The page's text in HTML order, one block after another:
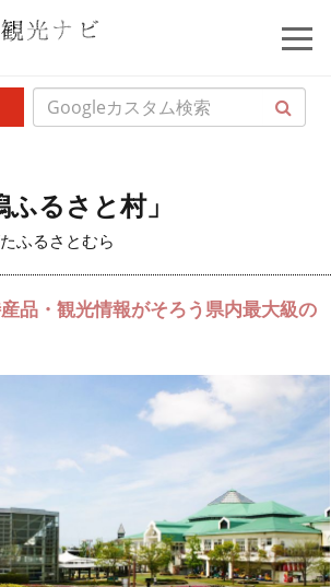
るさと村」
ふるさとむら
品・観光情報がそろう県内最大級の